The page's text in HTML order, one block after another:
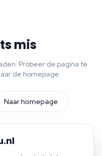
mis
Probeer de pagina te
de homepage.
Naar homepage